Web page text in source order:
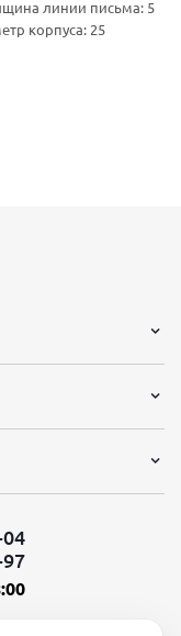
линии письма: 5
корпуса: 25